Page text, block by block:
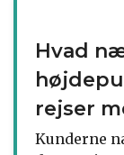
Hvad
rejser
Kunderne